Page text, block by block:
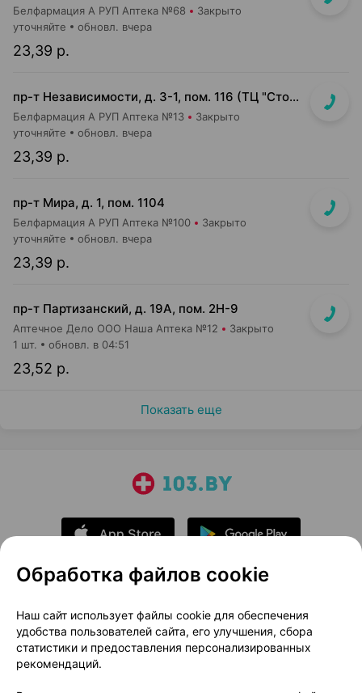
Белфармация А РУП Аптека №68 Закрыто
23,39 р.
уточняйте обновл. вчера
пр-т Независимости, д. 3-1, пом. 116 (ТЦ "Столица", верхний уровень)
Белфармация А РУП Аптека №13 Закрыто
23,39 р.
уточняйте обновл. вчера
пр-т Мира, д. 1, пом. 1104
Белфармация А РУП Аптека №100 Закрыто
23,39 р.
уточняйте обновл. вчера
пр-т Партизанский, д. 19А, пом. 2Н-9
Аптечное Дело ООО Наша Аптека №12 Закрыто
23,52 р.
1 шт. обновл. в 04:51
Показать еще
О проекте
Новости проекта
Размещение рекламы
Медицинский маркетинг
Публичный договор
Доставка
Обработка файлов cookie
Наш сайт использует файлы cookie для обеспечения
удобства пользователей сайта, его улучшения, сбора
статистики и предоставления персонализированных
рекомендаций.